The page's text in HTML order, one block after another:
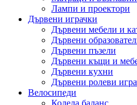
Лампи и проектори
Дървени играчки
Дървени мебели и
Дървени
Дървени пъзели
Дървени къщи и
Дървени кухни
Дървени ролеви
Велосипеди
Колела баланс